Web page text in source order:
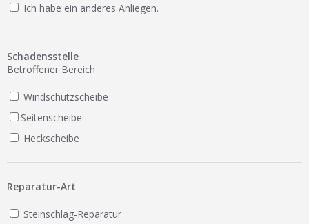
Ich habe ein anderes Anliegen.
Schadensstelle
Betroffener Bereich
Windschutzscheibe
Seitenscheibe
Heckscheibe
Reparatur-Art
Steinschlag-Reparatur